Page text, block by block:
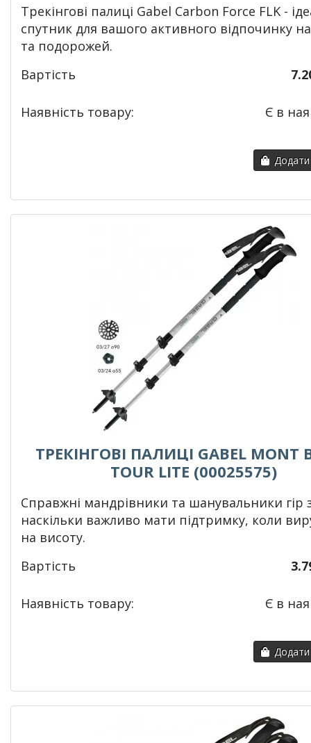
Трекінгові палиці Gabel Carbon Force FLK -
спутник для вашого активного відпочинку
та подорожей.
Вартість
Наявність товару: Є в
ТРЕКІНГОВІ ПАЛИЦІ GABEL MONT
TOUR LITE (00025575)
Справжні мандрівники та шанувальники гір
наскільки важливо мати підтримку, коли
на висоту.
Вартість
Наявність товару: Є в